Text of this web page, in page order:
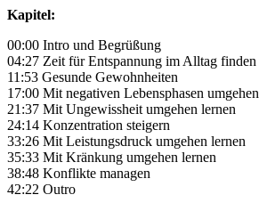
Kapitel:
00:00 Intro und Begrüßung
04:27 Zeit für Entspannung im Alltag finden
11:53 Gesunde Gewohnheiten
17:00 Mit negativen Lebensphasen umgehen
21:37 Mit Ungewissheit umgehen lernen
24:14 Konzentration steigern
33:26 Mit Leistungsdruck umgehen lernen
35:33 Mit Kränkung umgehen lernen
38:48 Konflikte managen
42:22 Outro